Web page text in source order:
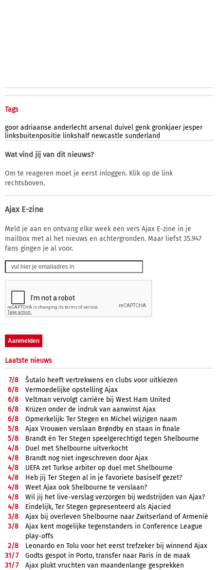
Tags
goor adriaanse anderlecht arsenal duivel genk gronkjaer jesper
linksbuitenpositie linkshalf newcastle sunderland
Wat vind jij van dit nieuws?
Om te reageren moet je eerst inloggen. Klik op de link
rechtsboven.
Ajax E-zine
Meld je aan en ontvang elke week een vers Ajax E-zine in je
mailbox met al het nieuws en achtergronden. Maar liefst 35.947
fans gingen je al voor.
Laatste nieuws
7/8
Šutalo heeft vertrekwens en clubs voor uitkiezen
6/8
Vermoedelijke opstelling Ajax
6/8
Veltman vervolgt carrière bij West Ham United
6/8
Krüzen onder de indruk van aanwinst Ajax
6/8
Opmerkelijk: Ter Stegen en Míchel wijzigen naam
5/8
Ajax Vrouwen verslaan Brøndby en staan in finale
5/8
Brandt én Ter Stegen speelgerechtigd tegen Shelbourne
4/8
Duel met Shelbourne uitverkocht
4/8
Brandt nog niet ingeschreven door Ajax
4/8
UEFA zet Turkse arbiter op duel met Shelbourne
4/8
Heb jij Ter Stegen al in je favoriete basiself gezet?
4/8
Weet Ajax ook Shelbourne te verslaan?
4/8
Wil jij het live-verslag verzorgen bij wedstrijden van Ajax?
4/8
Eindelijk, Ter Stegen gepresenteerd als Ajacied
3/8
Ajax bij overleven Shelbourne naar Zwitserland of Armenië
3/8
Ajax kent mogelijke tegenstanders in Conference League
play-offs
2/8
Leonardo en Tolu voor het eerst trefzeker bij winnend Ajax
31/7
Godts gespot in Porto, transfer naar Paris in de maak
31/7
Ajax plukt vruchten van maandenlange gesprekken